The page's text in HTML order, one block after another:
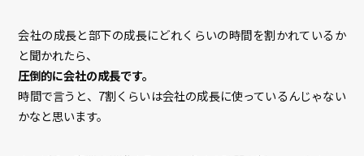
会社の成長と部下の成長にどれくらいの時間を割かれているか
と聞かれたら、
圧倒的に会社の成長です。
時間で言うと、7割くらいは会社の成長に使っているんじゃない
かなと思います。